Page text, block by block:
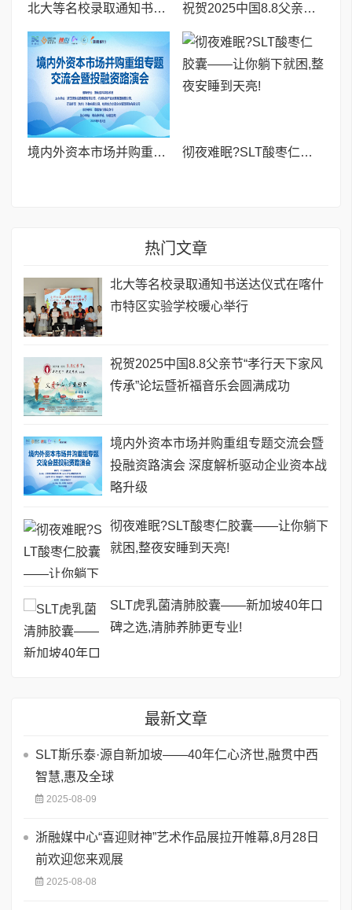
北大等名校录取通知书送达仪式在喀什市特区实验学校暖心举行 祝贺2025中国8.8父亲节“孝行天下家风传承”论坛暨祈福音乐会圆满成功
境内外资本市场并购重组专题交流会暨投融资路演会 深度解析驱动企业资本战略升级 彻夜难眠?SLT酸枣仁胶囊——让你躺下就困,整夜安睡到天亮!
热门文章
北大等名校录取通知书送达仪式在喀什
市特区实验学校暖心举行
祝贺2025中国8.8父亲节“孝行天下家风
传承”论坛暨祈福音乐会圆满成功
境内外资本市场并购重组专题交流会暨
投融资路演会 深度解析驱动企业资本战
略升级
彻夜难眠?SLT酸枣仁胶囊——让你躺下
就困,整夜安睡到天亮!
SLT虎乳菌清肺胶囊——新加坡40年口
碑之选,清肺养肺更专业!
最新文章
SLT斯乐泰·源自新加坡——40年仁心济世,融贯中西
智慧,惠及全球
2025-08-09
浙融媒中心“喜迎财神”艺术作品展拉开帷幕,8月28日
前欢迎您来观展
2025-08-08